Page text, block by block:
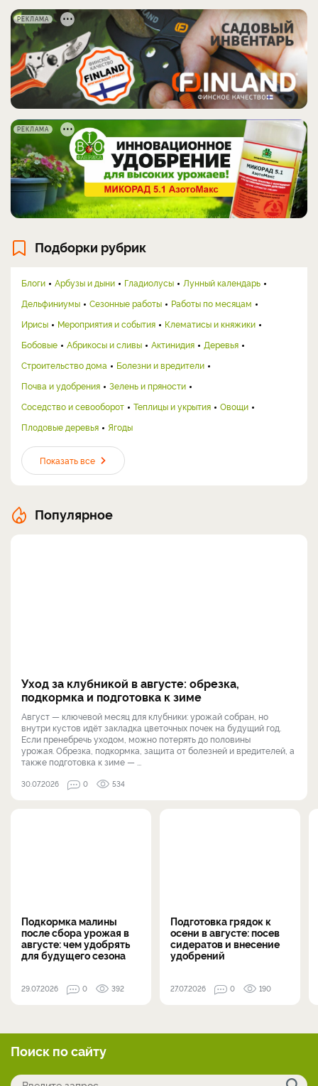
РЕКЛАМА
РЕКЛАМА
Подборки рубрик
Блоги Арбузы и дыни Гладиолусы
Лунный календарь
Дельфиниумы
Сезонные работы
Работы по месяцам
Ирисы
Мероприятия и события
Клематисы и княжики
Бобовые
Абрикосы и сливы Актинидия
Деревья
Строительство дома
Болезни и вредители
Почва и удобрения
Зелень и пряности
Соседство и севооборот
Теплицы и укрытия
Овощи
Плодовые деревья
Ягоды
Показать все
Популярное
Уход за клубникой в августе: обрезка,
подкормка и подготовка к зиме
Август — ключевой месяц для клубники: урожай собран, но
внутри кустов идёт закладка цветочных почек на будущий год.
Если пренебречь уходом, можно потерять до половины
урожая. Обрезка, подкормка, защита от болезней и вредителей, а
также подготовка к зиме — ...
30.07.2026 0 534
Подкормка малины
после сбора урожая в
августе: чем удобрять
для будущего сезона
29.07.2026 0 392
Подготовка грядок к
осени в августе: посев
сидератов и внесение
удобрений
27.07.2026 0 190
Поиск по сайту